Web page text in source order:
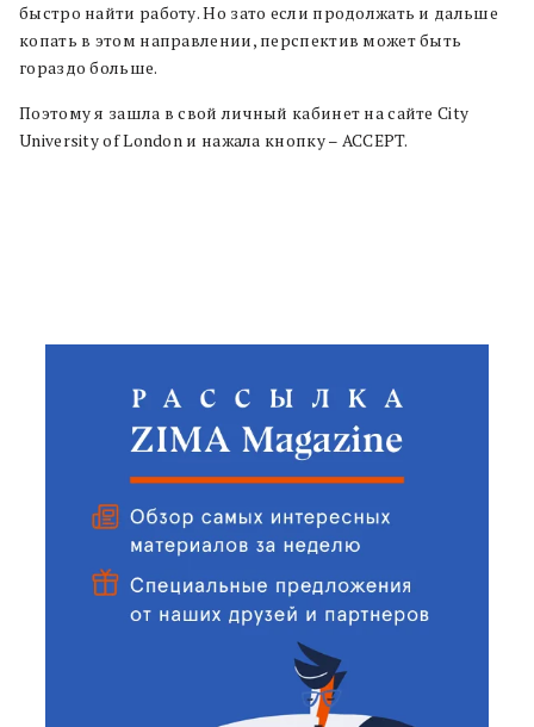
быстро найти работу. Но зато если продолжать и дальше
копать в этом направлении, перспектив может быть
гораздо больше.
Поэтому я зашла в свой личный кабинет на сайте City
University of London и нажала кнопку – ACCEPT.